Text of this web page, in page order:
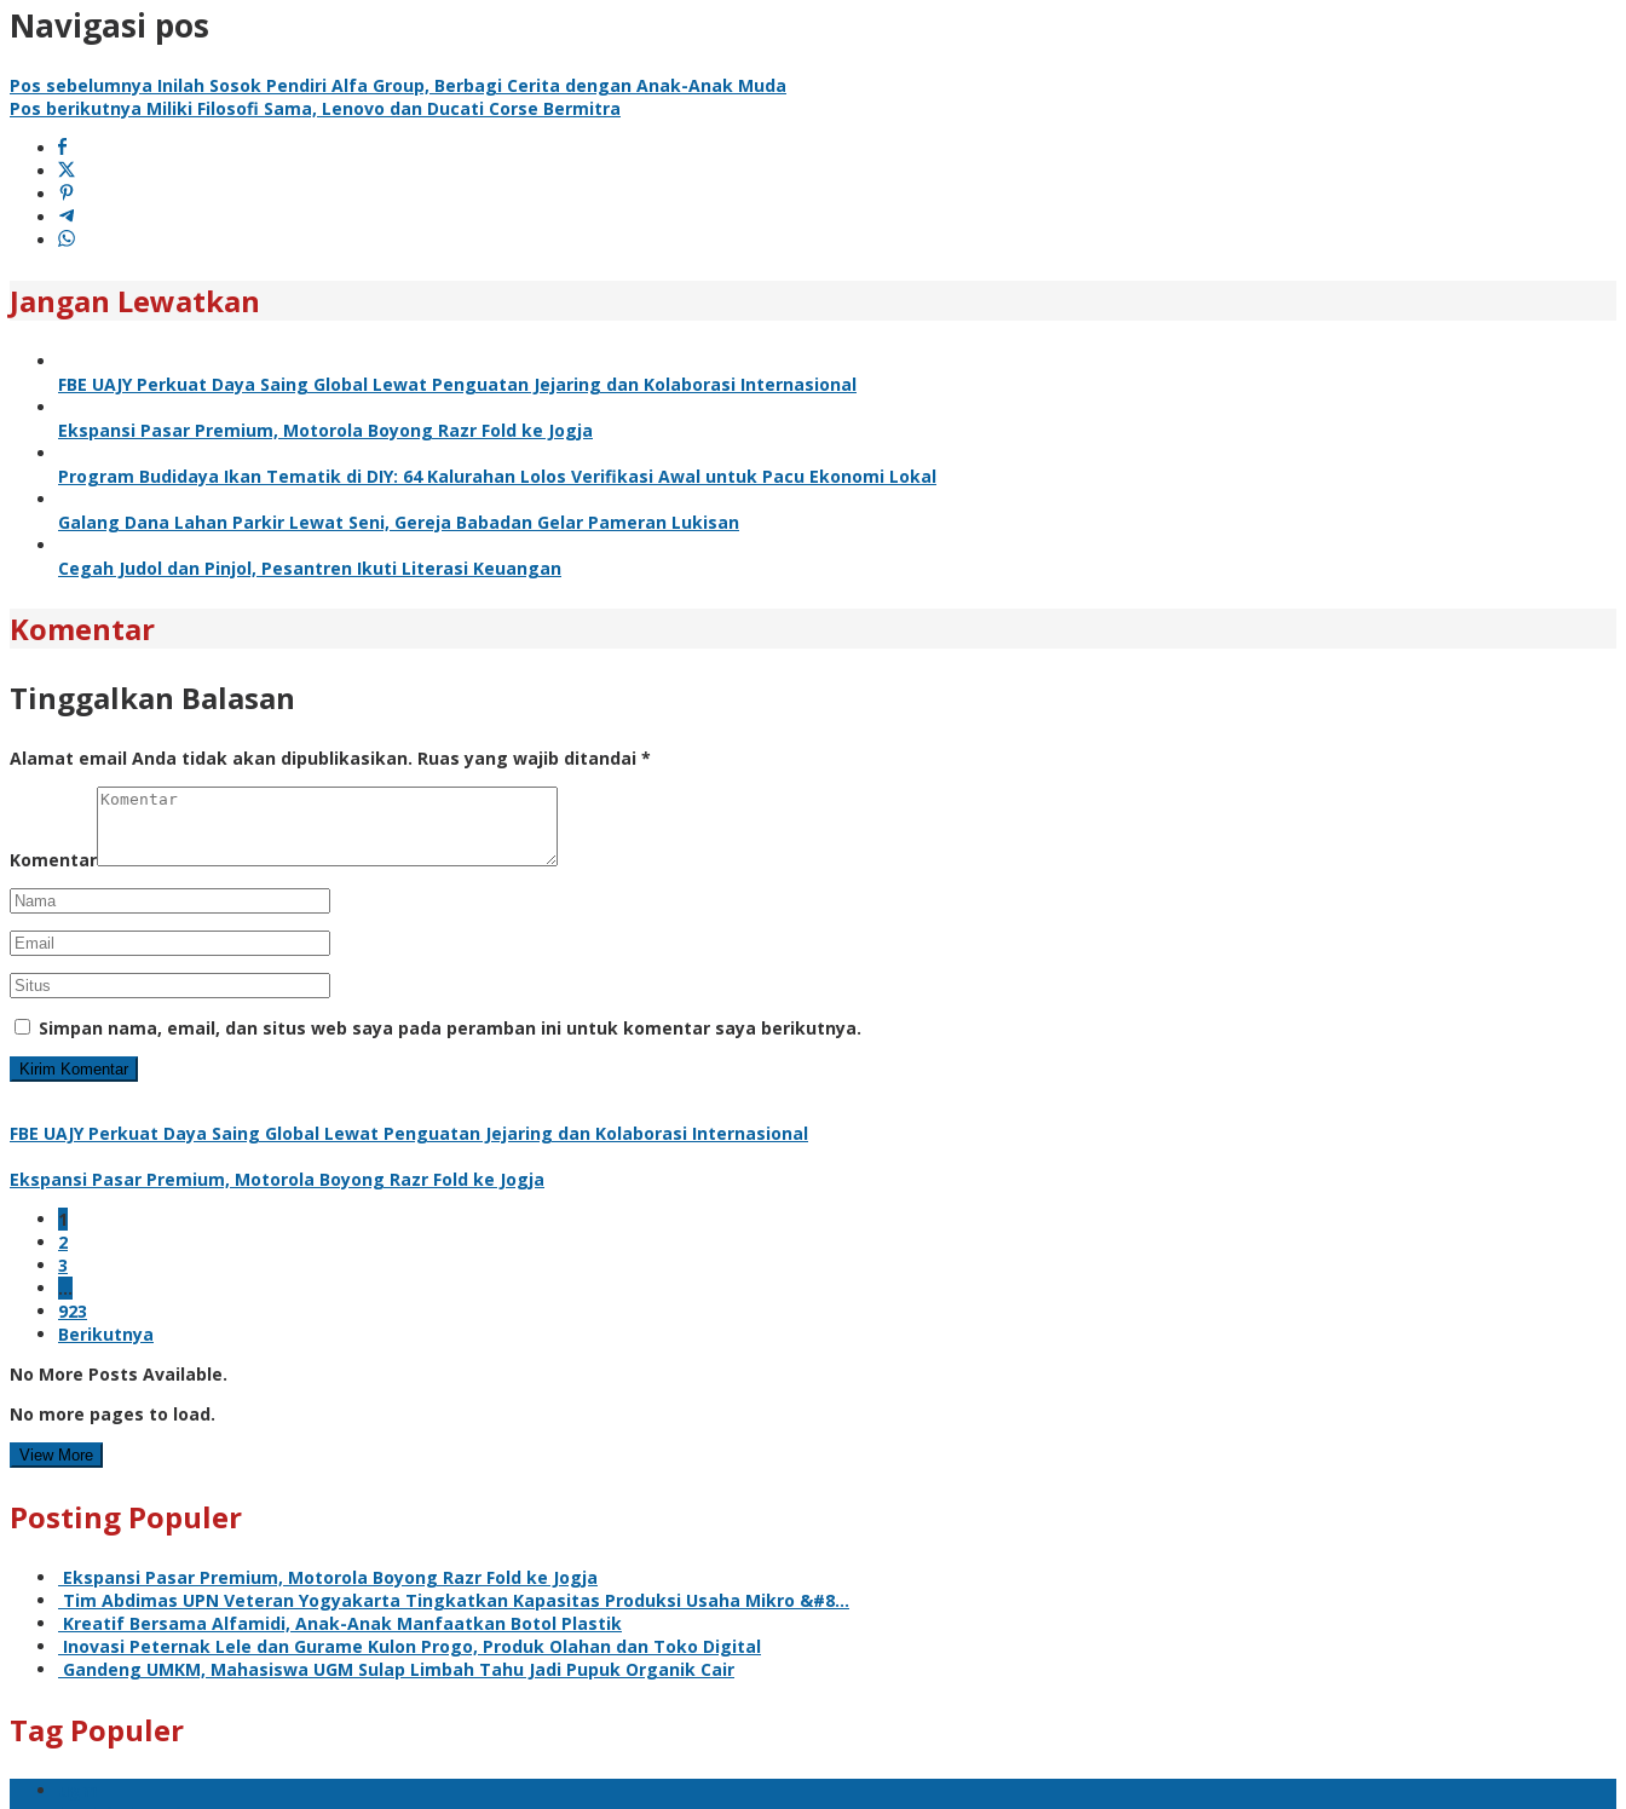
Navigasi pos
Pos sebelumnya Inilah Sosok Pendiri Alfa Group, Berbagi Cerita dengan Anak-Anak Muda
Pos berikutnya Miliki Filosofi Sama, Lenovo dan Ducati Corse Bermitra
Jangan Lewatkan
FBE UAJY Perkuat Daya Saing Global Lewat Penguatan Jejaring dan Kolaborasi Internasional
Ekspansi Pasar Premium, Motorola Boyong Razr Fold ke Jogja
Program Budidaya Ikan Tematik di DIY: 64 Kalurahan Lolos Verifikasi Awal untuk Pacu Ekonomi Lokal
Galang Dana Lahan Parkir Lewat Seni, Gereja Babadan Gelar Pameran Lukisan
Cegah Judol dan Pinjol, Pesantren Ikuti Literasi Keuangan
Komentar
Tinggalkan Balasan
Alamat email Anda tidak akan dipublikasikan. Ruas yang wajib ditandai *
Komentar
Simpan nama, email, dan situs web saya pada peramban ini untuk komentar saya berikutnya.
FBE UAJY Perkuat Daya Saing Global Lewat Penguatan Jejaring dan Kolaborasi Internasional
Ekspansi Pasar Premium, Motorola Boyong Razr Fold ke Jogja
1
2
3
…
923
Berikutnya
No More Posts Available.
No more pages to load.
View More
Posting Populer
Ekspansi Pasar Premium, Motorola Boyong Razr Fold ke Jogja
Tim Abdimas UPN Veteran Yogyakarta Tingkatkan Kapasitas Produksi Usaha Mikro &#8…
Kreatif Bersama Alfamidi, Anak-Anak Manfaatkan Botol Plastik
Inovasi Peternak Lele dan Gurame Kulon Progo, Produk Olahan dan Toko Digital
Gandeng UMKM, Mahasiswa UGM Sulap Limbah Tahu Jadi Pupuk Organik Cair
Tag Populer